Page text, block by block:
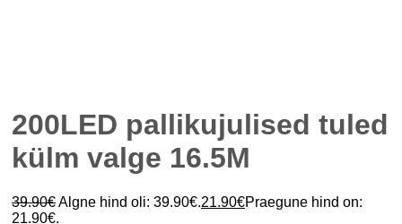
200LED pallikujulised tuled
külm valge 16.5M
39.90€Algne hind oli: 39.90€.21.90€Praegune hind on:
21.90€.